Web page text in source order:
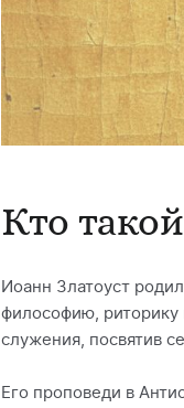
Кто
Иоанн Златоуст
философию, риторику
служения, посвятив
Его проповеди в